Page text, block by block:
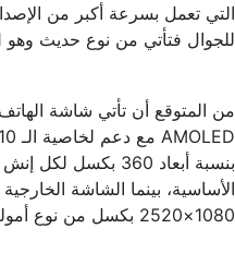
التي تعمل بسرعة أكبر من الإصدار
للجوال فتأتي من نوع حديث وهو UFS 3.1.
1080×2520 بكسل من نوع أموليد بمعدل تحديث 120 هرتز.